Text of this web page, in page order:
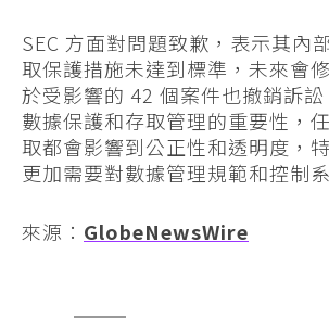
SEC 方面對問題致歉，表示其內
取保護措施未達到標準，未來會
於受影響的 42 個案件也撤銷訴
數據保護和存取管理的重要性，
取都會影響到公正性和透明度，
更加需要對數據管理規範和控制
來源： GlobeNewsWire